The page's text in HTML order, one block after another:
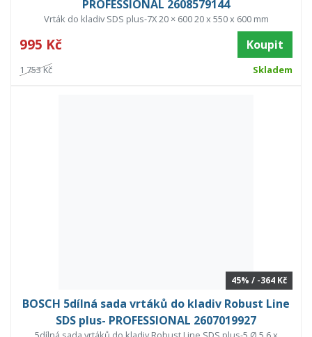
PROFESSIONAL 2608579144
Vrták do kladiv SDS plus-7X 20 × 600 20 x 550 x 600 mm
995 Kč Koupit
1 753 Kč Skladem
45% / -364 Kč
BOSCH 5dílná sada vrtáků do kladiv Robust Line
SDS plus- PROFESSIONAL 2607019927